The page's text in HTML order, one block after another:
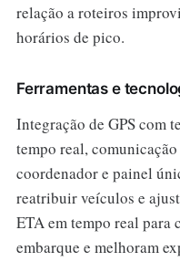
relação a roteiros
horários de pico.
Ferramentas e
Integração de GPS com
tempo real,
coordenador e painel
reatribuir veículos e
ETA em tempo real para
embarque e melhoram